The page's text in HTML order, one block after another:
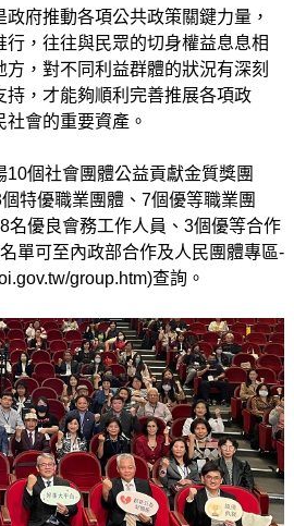
府推動各項公共政策關鍵力量，
，往往與民眾的切身權益息息相
，對不同利益群體的狀況有深刻
持，才能夠順利完善推展各項政
會的重要資產。
個社會團體公益貢獻金質獎團
特優職業團體、7個優等職業團
名優良會務工作人員、3個優等合作
單可至內政部合作及人民團體專區-
group.htm)查詢。